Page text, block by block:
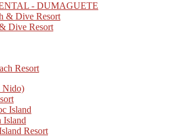
- DUMAGUETE
& Dive Resort
Dive Resort
Resort
Nido)
Island
Island
Resort